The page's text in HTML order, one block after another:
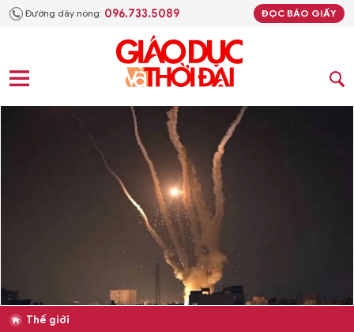
Đường dây nóng: 096.733.5089 ĐỌC BÁO GIẤY
Thế giới